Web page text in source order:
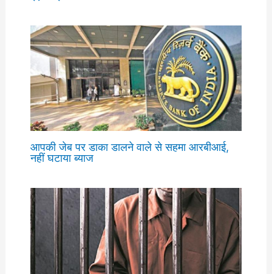
आपकी जेब पर डाका डालने वाले से सहमा आरबीआई,
नहीं घटाया ब्याज